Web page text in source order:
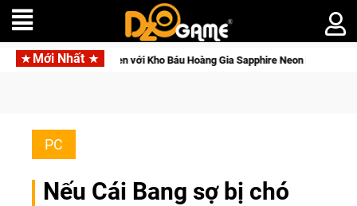
Mới Nhất
với Kho Báu Hoàng Gia Sapphire Neon Punk
PC
Nếu Cái Bang sợ bị chó